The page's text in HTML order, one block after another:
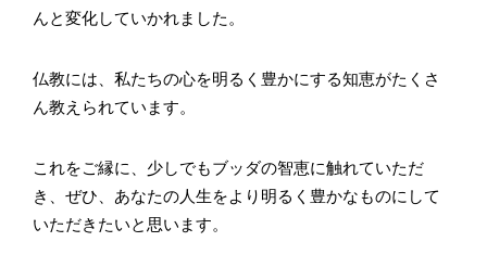
んと変化していかれました。
仏教には、私たちの心を明るく豊かにする知恵がたくさ
ん教えられています。
これをご縁に、少しでもブッダの智恵に触れていただ
き、ぜひ、あなたの人生をより明るく豊かなものにして
いただきたいと思います。